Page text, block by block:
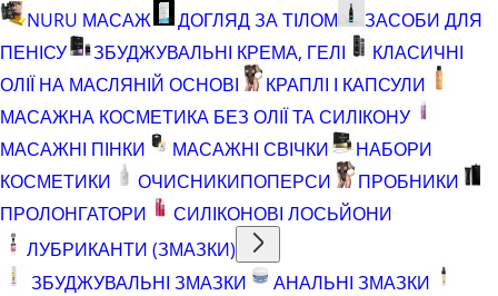
NURU МАСАЖ
ДОГЛЯД ЗА ТІЛОМ
ЗАСОБИ ДЛЯ
ПЕНІСУ
ЗБУДЖУВАЛЬНІ КРЕМА, ГЕЛІ
КЛАСИЧНІ
ОЛІЇ НА МАСЛЯНІЙ ОСНОВІ
КРАПЛІ І КАПСУЛИ
МАСАЖНА КОСМЕТИКА БЕЗ ОЛІЇ ТА СИЛІКОНУ
МАСАЖНІ ПІНКИ
МАСАЖНІ СВІЧКИ
НАБОРИ
КОСМЕТИКИ
ОЧИСНИКИПОПЕРСИ
ПРОБНИКИ
ПРОЛОНГАТОРИ
СИЛІКОНОВІ ЛОСЬЙОНИ
ЛУБРИКАНТИ (ЗМАЗКИ)
ЗБУДЖУВАЛЬНІ ЗМАЗКИ
АНАЛЬНІ ЗМАЗКИ